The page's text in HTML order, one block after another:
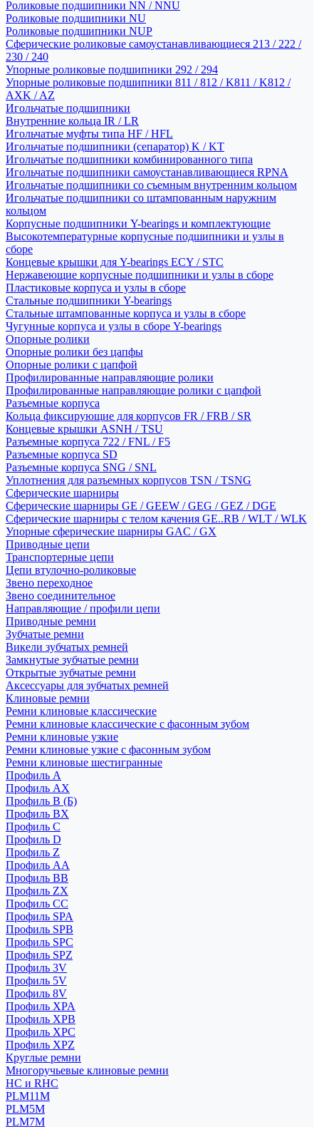
Роликовые подшипники NN / NNU
Роликовые подшипники NU
Роликовые подшипники NUP
Сферические роликовые самоустанавливающиеся 213 / 222 /
230 / 240
Упорные роликовые подшипники 292 / 294
Упорные роликовые подшипники 811 / 812 / K811 / K812 /
AXK / AZ
Игольчатые подшипники
Внутренние кольца IR / LR
Игольчатые муфты типа HF / HFL
Игольчатые подшипники (сепаратор) K / KT
Игольчатые подшипники комбинированного типа
Игольчатые подшипники самоустанавливающиеся RPNA
Игольчатые подшипники со съемным внутренним кольцом
Игольчатые подшипники со штампованным наружним
кольцом
Корпусные подшипники Y-bearings и комплектующие
Высокотемпературные корпусные подшипники и узлы в
сборе
Концевые крышки для Y-bearings ECY / STC
Нержавеющие корпусные подшипники и узлы в сборе
Пластиковые корпуса и узлы в сборе
Стальные подшипники Y-bearings
Стальные штампованные корпуса и узлы в сборе
Чугунные корпуса и узлы в сборе Y-bearings
Опорные ролики
Опорные ролики без цапфы
Опорные ролики с цапфой
Профилированные направляющие ролики
Профилированные направляющие ролики с цапфой
Разъемные корпуса
Кольца фиксирующие для корпусов FR / FRB / SR
Концевые крышки ASNH / TSU
Разъемные корпуса 722 / FNL / F5
Разъемные корпуса SD
Разъемные корпуса SNG / SNL
Уплотнения для разъемных корпусов TSN / TSNG
Сферические шарниры
Сферические шарниры GE / GEEW / GEG / GEZ / DGE
Сферические шарниры с телом качения GE..RB / WLT / WLK
Упорные сферические шарниры GAC / GX
Приводные цепи
Транспортерные цепи
Цепи втулочно-роликовые
Звено переходное
Звено соединительное
Направляющие / профили цепи
Приводные ремни
Зубчатые ремни
Викели зубчатых ремней
Замкнутые зубчатые ремни
Открытые зубчатые ремни
Аксессуары для зубчатых ремней
Клиновые ремни
Ремни клиновые классические
Ремни клиновые классические с фасонным зубом
Ремни клиновые узкие
Ремни клиновые узкие с фасонным зубом
Ремни клиновые шестигранные
Профиль A
Профиль AX
Профиль B (Б)
Профиль BX
Профиль C
Профиль D
Профиль Z
Профиль АА
Профиль BB
Профиль ZX
Профиль CC
Профиль SPA
Профиль SPB
Профиль SPC
Профиль SPZ
Профиль 3V
Профиль 5V
Профиль 8V
Профиль XPA
Профиль XPB
Профиль XPC
Профиль XPZ
Круглые ремни
Многоручьевые клиновые ремни
HC и RHC
PLM11M
PLM5M
PLM7M